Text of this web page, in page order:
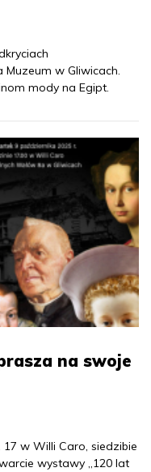
w Gliwicach.
mody na Egipt.
na swoje
w Willi Caro, siedzibie
wystawy „120 lat